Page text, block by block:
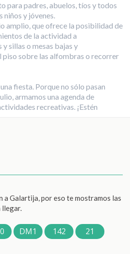
para padres, abuelos, tíos y todos
niños y jóvenes.
amplio, que ofrece la posibilidad de
de la actividad a
sillas o mesas bajas y
piso sobre las alfombras o recorrer
fiesta. Porque no sólo pasan
armamos una agenda de
recreativas. ¡Estén
a Galartija, por eso te mostramos las
llegar.
DM1 142
21